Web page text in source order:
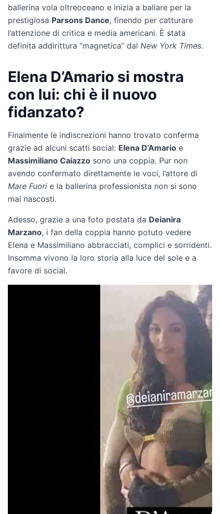
ballerina vola oltreoceano e inizia a ballare per la
prestigiosa Parsons Dance, finendo per catturare
l’attenzione di critica e media americani. È stata
definita addirittura “magnetica” dal New York Times.
Elena D’Amario si mostra
con lui: chi è il nuovo
fidanzato?
Finalmente le indiscrezioni hanno trovato conferma
grazie ad alcuni scatti social: Elena D’Amario e
Massimiliano Caiazzo sono una coppia. Pur non
avendo confermato direttamente le voci, l’attore di
Mare Fuori e la ballerina professionista non si sono
mai nascosti.
Adesso, grazie a una foto postata da Deianira
Marzano, i fan della coppia hanno potuto vedere
Elena e Massimiliano abbracciati, complici e sorridenti.
Insomma vivono la loro storia alla luce del sole e a
favore di social.